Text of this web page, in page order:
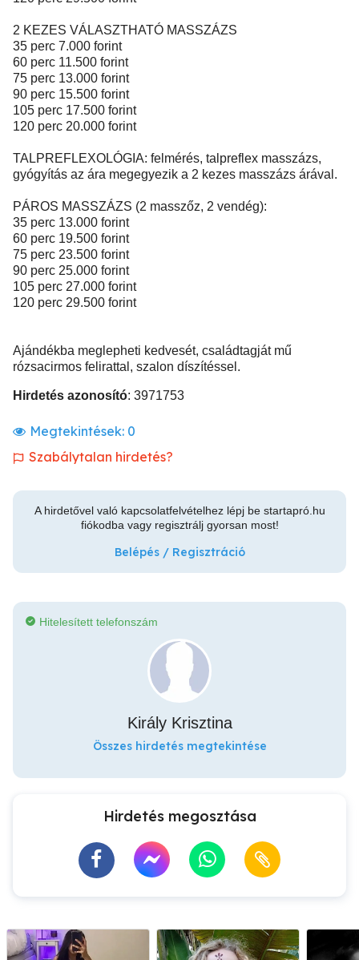
2 KEZES VÁLASZTHATÓ MASSZÁZS
35 perc 7.000 forint
60 perc 11.500 forint
75 perc 13.000 forint
90 perc 15.500 forint
105 perc 17.500 forint
120 perc 20.000 forint
TALPREFLEXOLÓGIA: felmérés, talpreflex masszázs,
gyógyítás az ára megegyezik a 2 kezes masszázs árával.
PÁROS MASSZÁZS (2 masszőz, 2 vendég):
35 perc 13.000 forint
60 perc 19.500 forint
75 perc 23.500 forint
90 perc 25.000 forint
105 perc 27.000 forint
120 perc 29.500 forint
Ajándékba meglepheti kedvesét, családtagját mű
rózsacirmos felirattal, szalon díszítéssel.
Hirdetés azonosító: 3971753
Megtekintések: 0
Szabálytalan hirdetés?
A hirdetővel való kapcsolatfelvételhez lépj be startapró.hu
fiókodba vagy regisztrálj gyorsan most!
Belépés / Regisztráció
Hitelesített telefonszám
Király Krisztina
Összes hirdetés megtekintése
Hirdetés megosztása